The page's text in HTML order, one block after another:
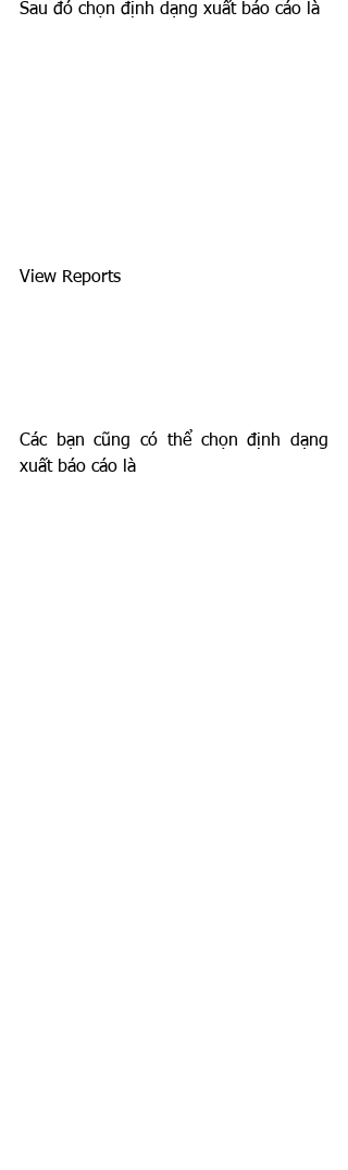
Sau đó chọn định dạng xuất báo cáo là
View Reports
Các bạn cũng có thể chọn định dạng
xuất báo cáo là